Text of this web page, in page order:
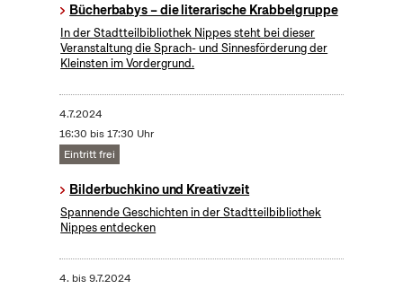
Bücherbabys – die literarische Krabbelgruppe
In der Stadtteilbibliothek Nippes steht bei dieser
Veranstaltung die Sprach- und Sinnesförderung der
Kleinsten im Vordergrund.
4.7.2024
16:30 bis 17:30 Uhr
Eintritt frei
Bilderbuchkino und Kreativzeit
Spannende Geschichten in der Stadtteilbibliothek
Nippes entdecken
4. bis9.7.2024